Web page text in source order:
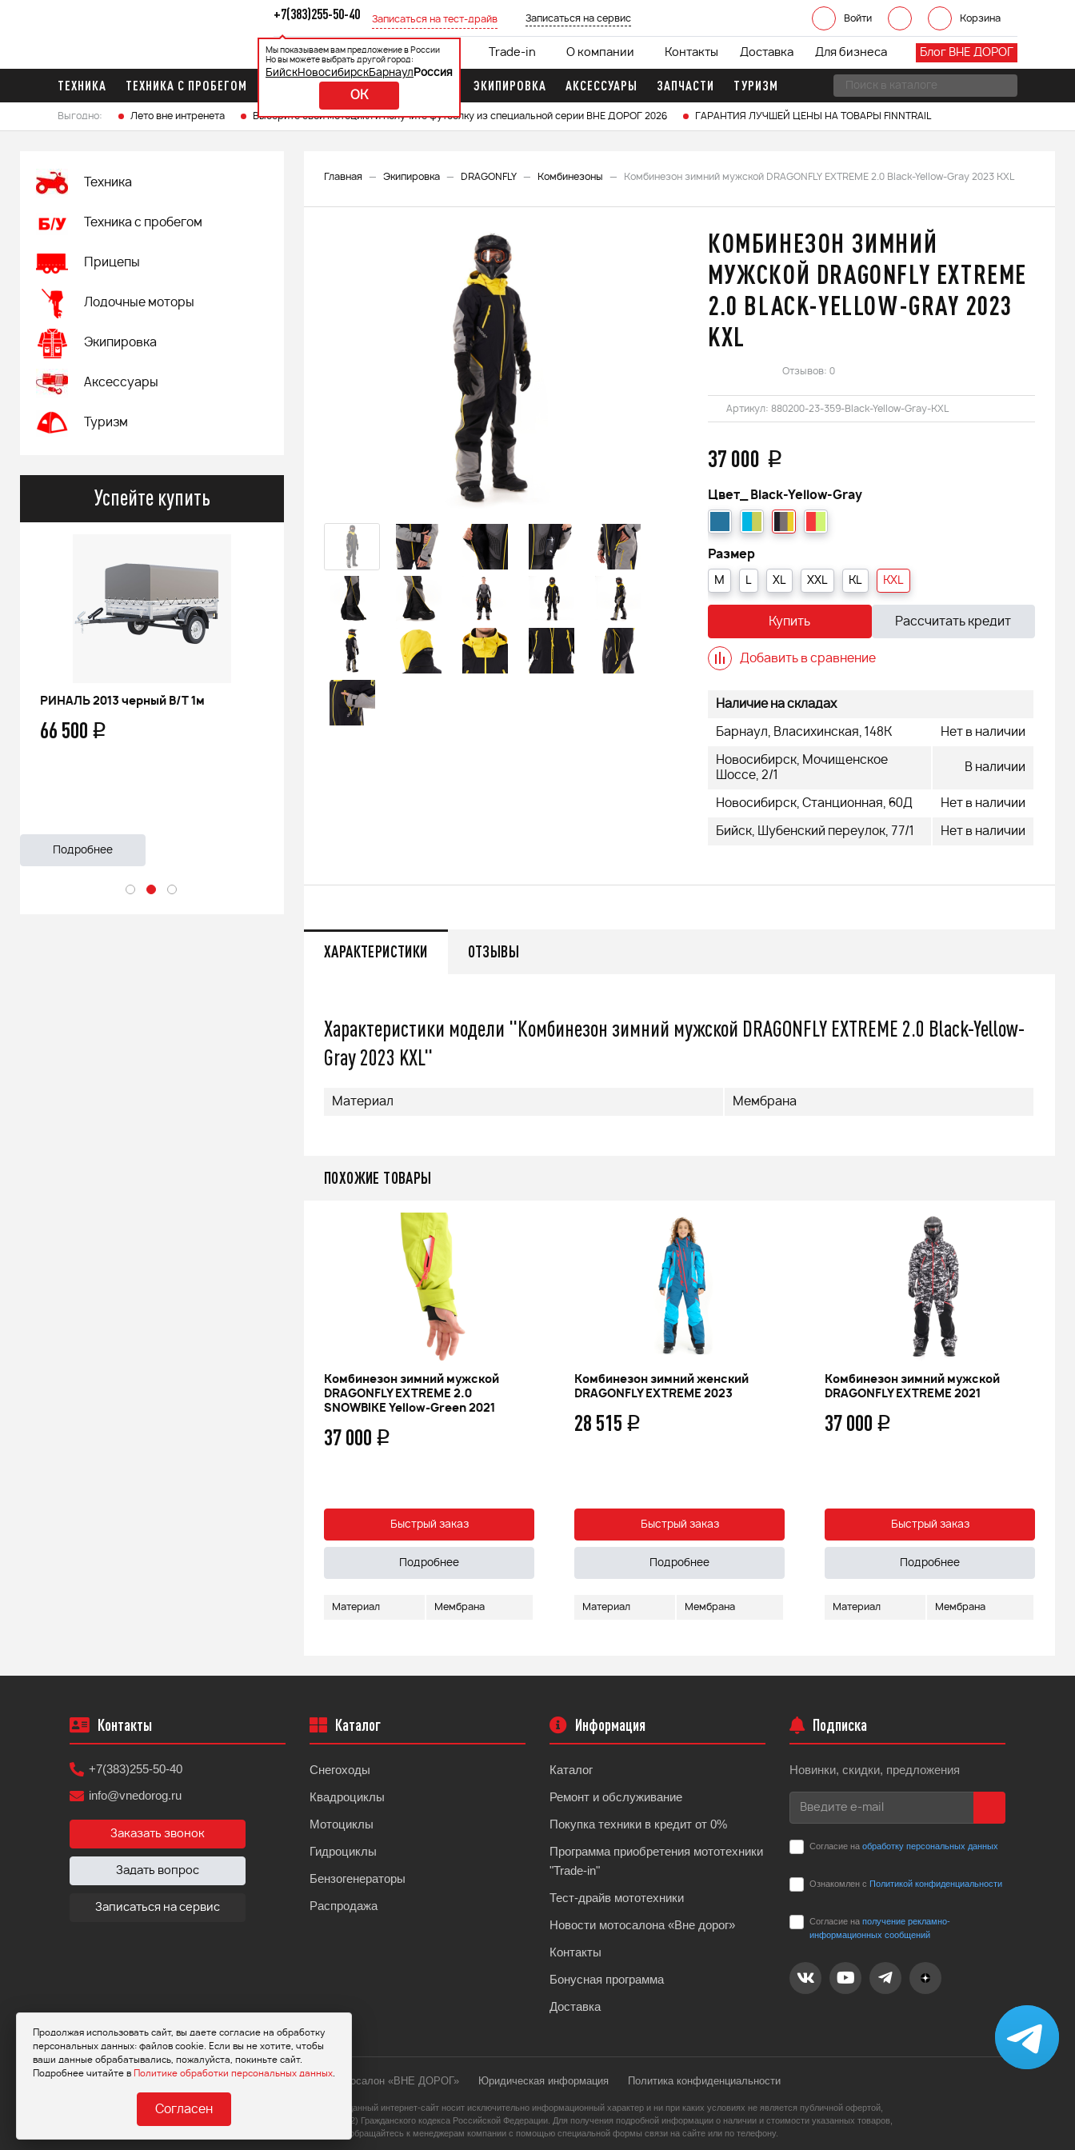
Продолжая использовать сайт, вы даете согласие на обработку
персональных данных: файлов cookie. Если вы не хотите, чтобы
ваши данные обрабатывались, пожалуйста, покиньте сайт.
Подробнее читайте в
Политике обработки персональных данных
Согласен
Войти Корзина
+7(383)255-50-40
Мы показываем вам предложение в России
Но вы можете выбрать другой город:
БийскНовосибирскБарнаул Россия
OK
Записаться на тест-драйв Записаться на сервис
Блог ВНЕ ДОРОГ
Каталог Акции Кредит 0% Trade-in О компании Контакты Доставка Для бизнеса
ТЕХНИКА ТЕХНИКА С ПРОБЕГОМ ЛОДОЧНЫЕ МОТОРЫ ЭКИПИРОВКА АКСЕССУАРЫ ЗАПЧАСТИ ТУРИЗМ
Выгодно: Лето вне интренета Выберите свой мотоцикл и получите футболку из специальной серии ВНЕ ДОРОГ 2026 ГАРАНТИЯ ЛУЧШЕЙ ЦЕНЫ НА ТОВАРЫ FINNTRAIL
Главная Экипировка DRAGONFLY Комбинезоны Комбинезон зимний мужской DRAGONFLY EXTREME 2.0 Black-Yellow-Gray 2023 KXL
Техника
Техника с пробегом
Прицепы
Лодочные моторы
Экипировка
Аксессуары
Туризм
Успейте купить
РИНАЛЬ 2013 черный В/Т 1м
66 500 q
Подробнее
Костюм мужской зимний FINNTRAIL
POWERMAN
Снегоход БУРАН ЛИДЕР АДЕ
КОМБИНЕЗОН ЗИМНИЙ
МУЖСКОЙ DRAGONFLY EXTREME
2.0 BLACK-YELLOW-GRAY 2023
KXL
Отзывов: 0
Артикул: 880200-23-359-Black-Yellow-Gray-KXL
37 000 q
Цвет_ Black-Yellow-Gray
Размер
M L XL XXL KL KXL
Купить Рассчитать кредит
Добавить в сравнение
Наличие на складах
Барнаул, Власихинская, 148К Нет в наличии
Новосибирск, Мочищенское
Шоссе, 2/1
В наличии
Новосибирск, Станционная, 60Д Нет в наличии
Бийск, Шубенский переулок, 77/1 Нет в наличии
ХАРАКТЕРИСТИКИ ОТЗЫВЫ
Характеристики модели "Комбинезон зимний мужской DRAGONFLY EXTREME 2.0 Black-Yellow-
Gray 2023 KXL"
Материал Мембрана
ПОХОЖИЕ ТОВАРЫ
Комбинезон зимний мужской
DRAGONFLY EXTREME 2.0
SNOWBIKE Yellow-Green 2021
37 000 q
Быстрый заказ
Подробнее
Материал Мембрана
Комбинезон зимний женский
DRAGONFLY EXTREME 2023
28 515 q
Быстрый заказ
Подробнее
Материал Мембрана
Комбинезон зимний мужской
DRAGONFLY EXTREME 2021
37 000 q
Быстрый заказ
Подробнее
Материал Мембрана
Контакты
+7(383)255-50-40
info@vnedorog.ru
Заказать звонок
Задать вопрос
Записаться на сервис
Каталог
Снегоходы
Квадроциклы
Мотоциклы
Гидроциклы
Бензогенераторы
Распродажа
Информация
Каталог
Ремонт и обслуживание
Покупка техники в кредит от 0%
Программа приобретения мототехники
"Trade-in"
Тест-драйв мототехники
Новости мотосалона «Вне дорог»
Контакты
Бонусная программа
Доставка
Подписка
Новинки, скидки, предложения
Согласие на обработку персональных данных
Ознакомлен с Политикой конфиденциальности
Согласие на получение рекламно-
информационных сообщений
© 2026 Мотосалон «ВНЕ ДОРОГ» Юридическая информация Политика конфиденциальности
Обращаем ваше внимание на то, что данный интернет-сайт носит исключительно информационный характер и ни при каких условиях не является публичной офертой,
определяемой положениями Статьи 437(2) Гражданского кодекса Российской Федерации. Для получения подробной информации о наличии и стоимости указанных товаров,
пожалуйста, обращайтесь к менеджерам компании с помощью специальной формы связи на сайте или по телефону.